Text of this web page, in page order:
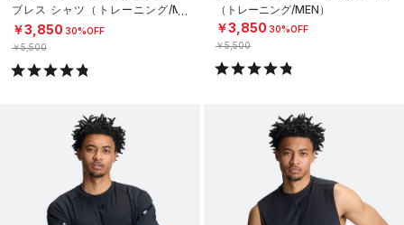
ブレス シャツ（トレーニング/ME
N）
￥3,850 30%OFF
￥5,500
（トレーニング/MEN）
￥3,850 30%OFF
￥5,500